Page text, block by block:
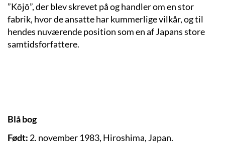
”Kōjō”, der blev skrevet på og handler om en stor
fabrik, hvor de ansatte har kummerlige vilkår, og til
hendes nuværende position som en af Japans store
samtidsforfattere.
Blå bog
Født: 2. november 1983, Hiroshima, Japan.